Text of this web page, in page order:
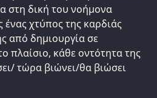
στη δική του νοήμονα
ένας χτύπος της καρδιάς
από δημιουργία σε
πλαίσιο, κάθε οντότητα της
τώρα βιώνει/θα βιώσει